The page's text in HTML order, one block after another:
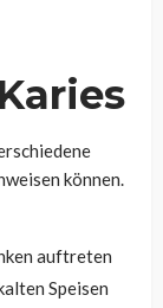
können.
auftreten
Speisen